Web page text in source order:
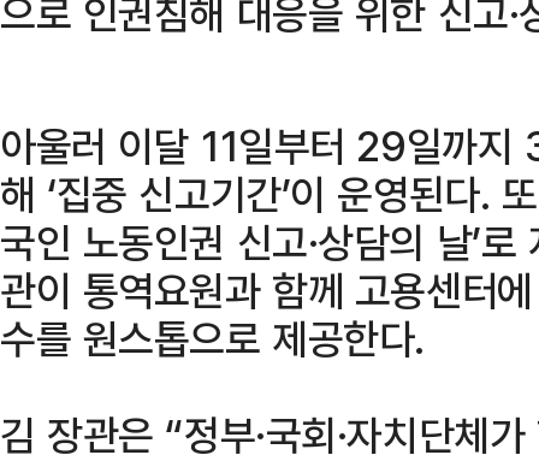
으로 인권침해 대응을 위한 신고
아울러 이달 11일부터 29일까지
해 ‘집중 신고기간’이 운영된다.
국인 노동인권 신고·상담의 날’
관이 통역요원과 함께 고용센터
수를 원스톱으로 제공한다.
김 장관은 “정부·국회·자치단체가